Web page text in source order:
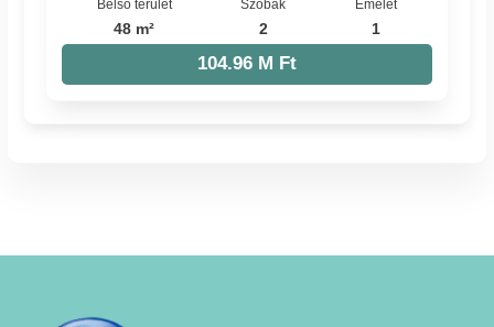
Belső terület
48 m²
Szobák
2
Emelet
1
104.96 M Ft